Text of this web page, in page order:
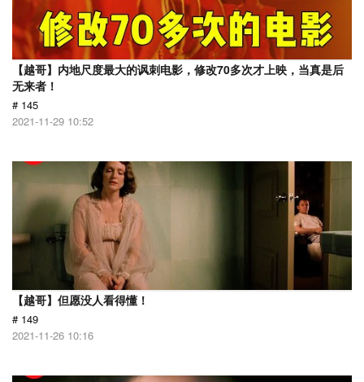
【越哥】内地尺度最大的讽刺电影，修改70多次才上映，当真是后
无来者！
# 145
2021-11-29 10:52
【越哥】但愿没人看得懂！
# 149
2021-11-26 10:16